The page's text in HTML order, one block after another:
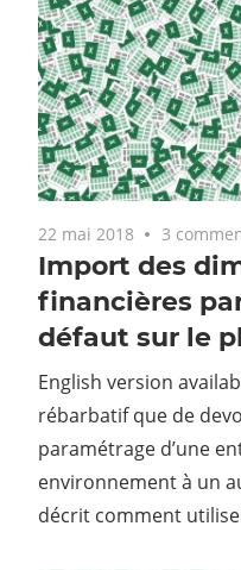
22 mai 2018 3
Import des
financières
défaut sur le
English version
rébarbatif que de
paramétrage d’une
environnement à un
décrit comment